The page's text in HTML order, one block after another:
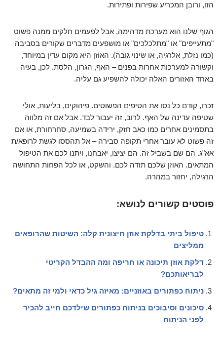
הזו, ורובן המכריע שפירות ופתירות.
הגוף שלנו הוא מערכת מדהימה, אבל לפעמים חלקים ממנה פשוט
"מתעייפים" או "מתלכלכים" או מושפעים מדברים שקורים בסביבה
(כמו נזלת, אלרגיה, או שינוי גובה). האוזן היא מקום עדין במיוחד,
וקשורה למערכות אחרות בפנים – האף, הגרון, הלסת. לכן, בעיה
באחד האזורים האלה יכולה להשפיע גם עליה.
זכרו, קודם כל נסו את הטיפים הפשוטים. פיהוקים, בליעות, אולי
שטיפה עדינה של האף. לרוב, זה יעבור לבד. אבל אם זה מלווה
בתסמינים אחרים כמו כאב חזק, ירידה בשמיעה, סחרחורת, או אם
זה פשוט לא עובר אחרי תקופה סבירה – אל תהססו לגשת לרופא/ת
אא"ג. הם שם בשביל זה. הם יציצו, יאבחנו, ויתנו לכם את הטיפול
המתאים. האוזן שלכם תודה לכם. והשקט, או לכל הפחות התחושה
הרגילה, יחזור במהרה.
פוסטים קשורים לנושא:
טיפול ביתי בדלקת אוזן חיצונית קלה: השיטות שהרופאים
ממליצים
דלקת אוזן תיכונה או חריפה ומה ההבדל הקריטי
לבריאותכם?
ניתוח כפתורים באוזניים: מאיזה גיל כדאי ולמי זה מתאים?
סיכונים וסיבוכים בניתוח כפתורים שילדכם חייב להכיר
לפני הניתוח